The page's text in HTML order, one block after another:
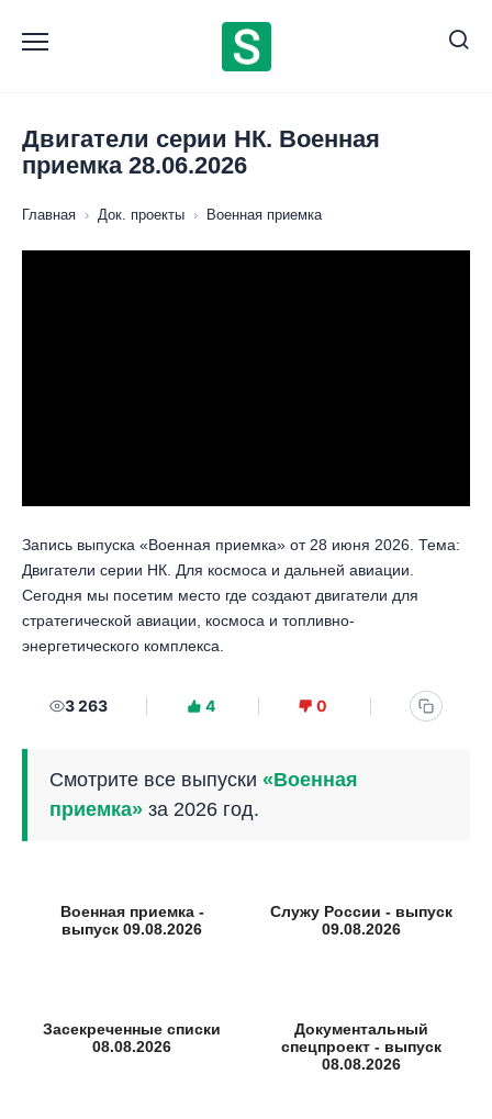
содержанию
Двигатели серии НК. Военная
приемка 28.06.2026
Главная › Док. проекты › Военная приемка
Запись выпуска «Военная приемка» от 28 июня 2026. Тема:
Двигатели серии НК. Для космоса и дальней авиации.
Сегодня мы посетим место где создают двигатели для
стратегической авиации, космоса и топливно-
энергетического комплекса.
3 263 4 0
Смотрите все выпуски «Военная
приемка» за 2026 год.
Военная приемка -
выпуск 09.08.2026
Служу России - выпуск
09.08.2026
Засекреченные списки
08.08.2026
Документальный
спецпроект - выпуск
08.08.2026